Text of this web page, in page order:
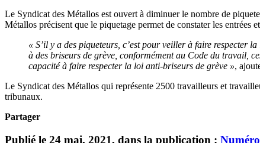
Le Syndicat des Métallos est ouvert à diminuer le nombre de
Métallos précisent que le piquetage permet de constater les entrées
« S’il y a des piqueteurs, c’est pour veiller à faire respecter
à des briseurs de grève, conformément au Code du travail,
capacité à faire respecter la loi anti-briseurs de grève »,
Le Syndicat des Métallos qui représente 2500 travailleurs et
tribunaux.
Partager
Publié le 24 mai, 2021, dans la publication :